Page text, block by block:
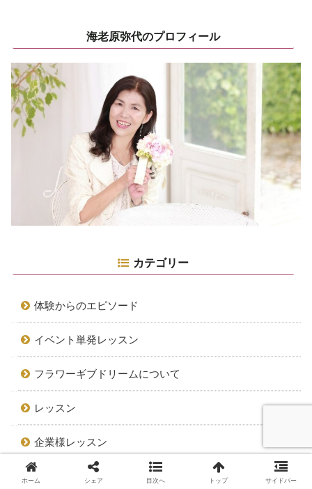
海老原弥代のプロフィール
カテゴリー
体験からのエピソード
イベント単発レッスン
フラワーギブドリームについて
レッスン
企業様レッスン
プリザーブドフラワーについて
ホーム シェア 目次へ トップ サイドバー